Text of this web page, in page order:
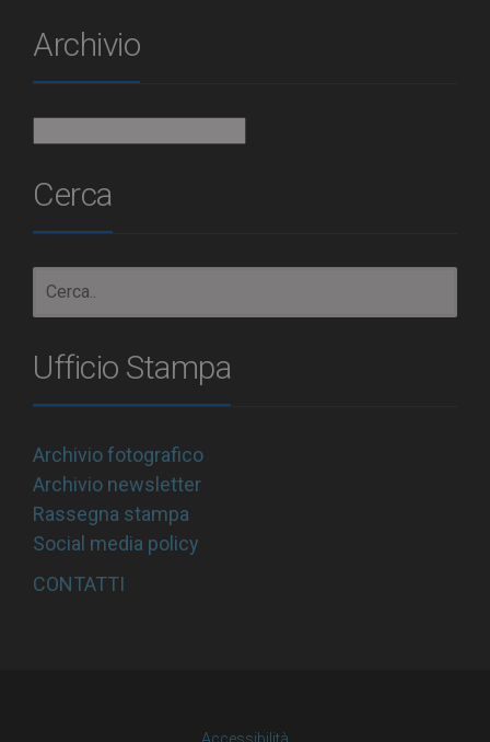
Archivio
Cerca
Ufficio Stampa
Archivio fotografico
Archivio newsletter
Rassegna stampa
Social media policy
CONTATTI